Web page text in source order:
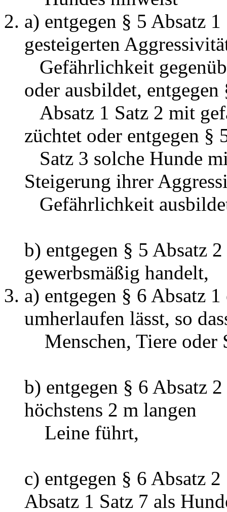
a) entgegen § 5 Absatz
gesteigerten
Gefährlichkeit
oder ausbildet, entgegen
Absatz 1 Satz 2 mit
züchtet oder entgegen §
Satz 3 solche Hunde
Steigerung ihrer
Gefährlichkeit
b) entgegen § 5 Absatz
gewerbsmäßig handelt,
a) entgegen § 6 Absatz
umherlaufen lässt, so
Menschen, Tiere oder
b) entgegen § 6 Absatz
höchstens 2 m langen
Leine führt,
c) entgegen § 6 Absatz
Absatz 1 Satz 7 als